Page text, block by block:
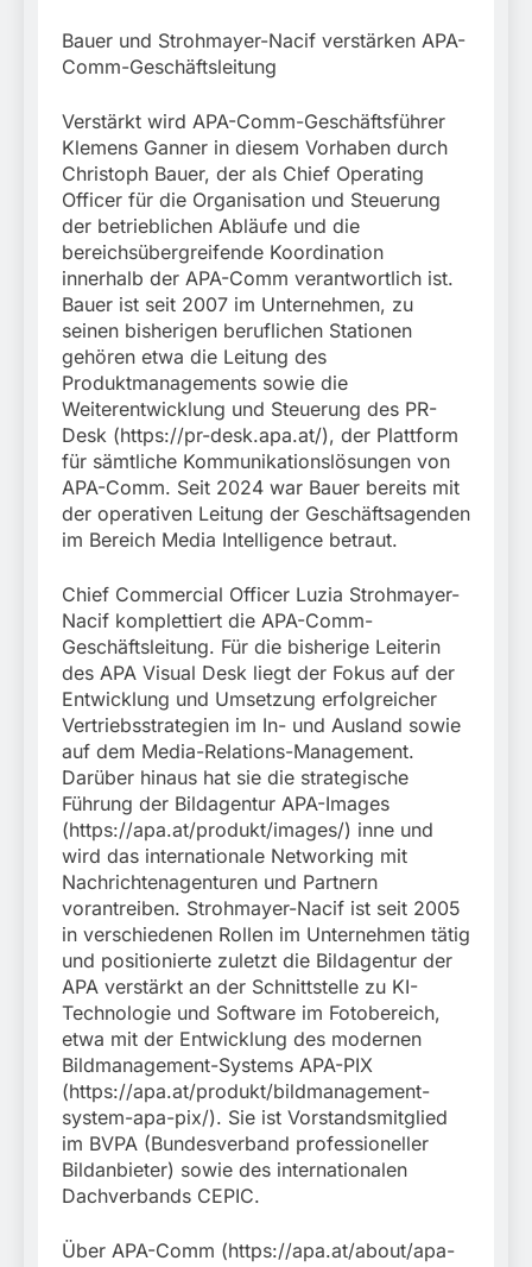
Bauer und Strohmayer-Nacif verstärken APA-
Comm-Geschäftsleitung
Verstärkt wird APA-Comm-Geschäftsführer
Klemens Ganner in diesem Vorhaben durch
Christoph Bauer, der als Chief Operating
Officer für die Organisation und Steuerung
der betrieblichen Abläufe und die
bereichsübergreifende Koordination
innerhalb der APA-Comm verantwortlich ist.
Bauer ist seit 2007 im Unternehmen, zu
seinen bisherigen beruflichen Stationen
gehören etwa die Leitung des
Produktmanagements sowie die
Weiterentwicklung und Steuerung des PR-
Desk (https://pr-desk.apa.at/), der Plattform
für sämtliche Kommunikationslösungen von
APA-Comm. Seit 2024 war Bauer bereits mit
der operativen Leitung der Geschäftsagenden
im Bereich Media Intelligence betraut.
Chief Commercial Officer Luzia Strohmayer-
Nacif komplettiert die APA-Comm-
Geschäftsleitung. Für die bisherige Leiterin
des APA Visual Desk liegt der Fokus auf der
Entwicklung und Umsetzung erfolgreicher
Vertriebsstrategien im In- und Ausland sowie
auf dem Media-Relations-Management.
Darüber hinaus hat sie die strategische
Führung der Bildagentur APA-Images
(https://apa.at/produkt/images/) inne und
wird das internationale Networking mit
Nachrichtenagenturen und Partnern
vorantreiben. Strohmayer-Nacif ist seit 2005
in verschiedenen Rollen im Unternehmen tätig
und positionierte zuletzt die Bildagentur der
APA verstärkt an der Schnittstelle zu KI-
Technologie und Software im Fotobereich,
etwa mit der Entwicklung des modernen
Bildmanagement-Systems APA-PIX
(https://apa.at/produkt/bildmanagement-
system-apa-pix/). Sie ist Vorstandsmitglied
im BVPA (Bundesverband professioneller
Bildanbieter) sowie des internationalen
Dachverbands CEPIC.
Über APA-Comm (https://apa.at/about/apa-